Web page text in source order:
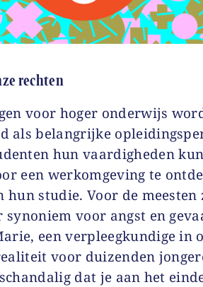
rechten
voor hoger onderwijs
als belangrijke
hun vaardigheden
een werkomgeving te
hun studie. Voor de meesten
synoniem voor angst en
een verpleegkundige in
voor duizenden
dat je aan het